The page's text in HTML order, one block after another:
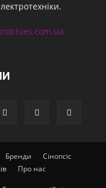
Бренди
Сінопсіс
Про нас